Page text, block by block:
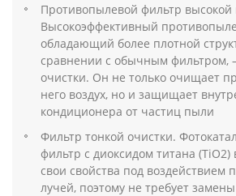
Противопылевой фильтр высокой
Высокоэффективный
обладающий более плотной
сравнении с обычным фильтром,
очистки. Он не только очищает
него воздух, но и защищает
кондиционера от частиц пыли
Фильтр тонкой очистки.
фильтр с диоксидом титана (TiO2)
свои свойства под воздействием
лучей, поэтому не требует замены